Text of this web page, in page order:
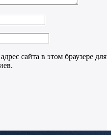
сайта в этом браузере для